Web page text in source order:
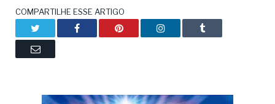
COMPARTILHE ESSE ARTIGO
Facebook Pinterest LinkedIn Tumblr
Email